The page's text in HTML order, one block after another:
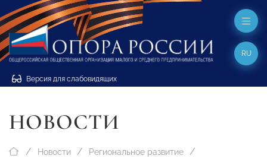
Версия для слабовидящих
RU
НОВОСТИ
Новости Региональное развитие